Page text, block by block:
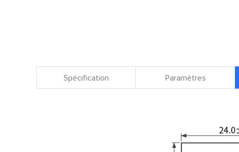
Spécification Paramètres